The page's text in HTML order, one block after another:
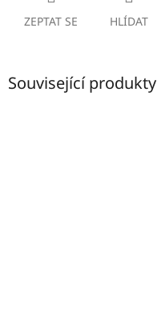
ZEPTAT SE HLÍDAT
Související produkty